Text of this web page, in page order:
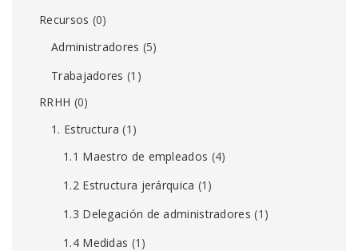
Recursos (0)
Administradores (5)
Trabajadores (1)
RRHH (0)
1. Estructura (1)
1.1 Maestro de empleados (4)
1.2 Estructura jerárquica (1)
1.3 Delegación de administradores (1)
1.4 Medidas (1)